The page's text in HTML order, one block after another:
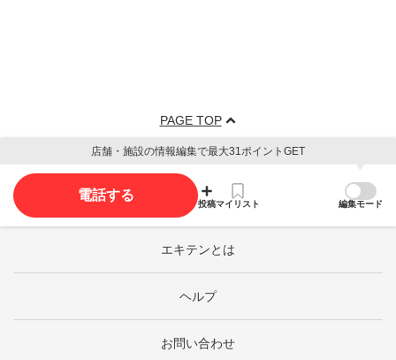
PAGE TOP
店舗・施設の情報編集で最大31ポイントGET
電話する
投稿マイリスト 編集モード
エキテンとは
ヘルプ
お問い合わせ